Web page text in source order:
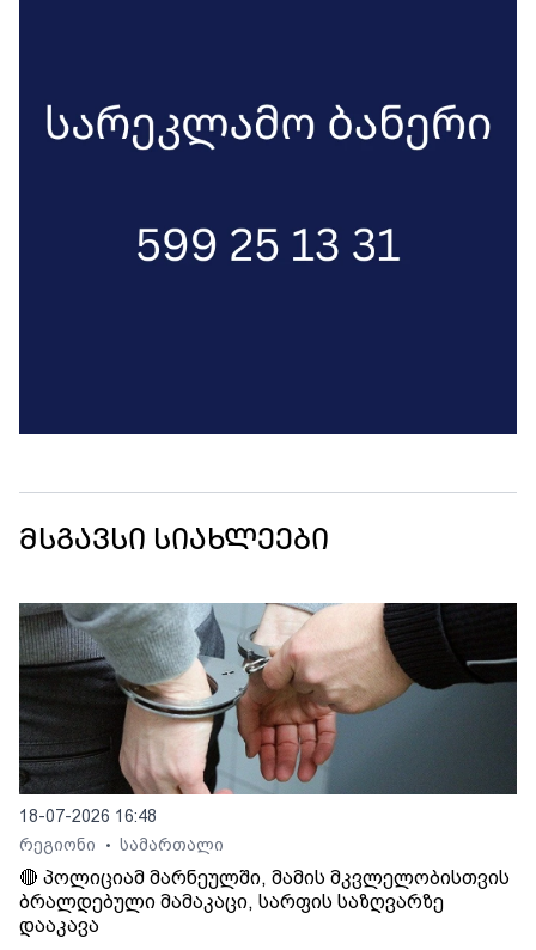
მსგავსი სიახლეები
18-07-2026 16:48
რეგიონი
• სამართალი
🔴 პოლიციამ მარნეულში, მამის მკვლელობისთვის
ბრალდებული მამაკაცი, სარფის საზღვარზე
დააკავა